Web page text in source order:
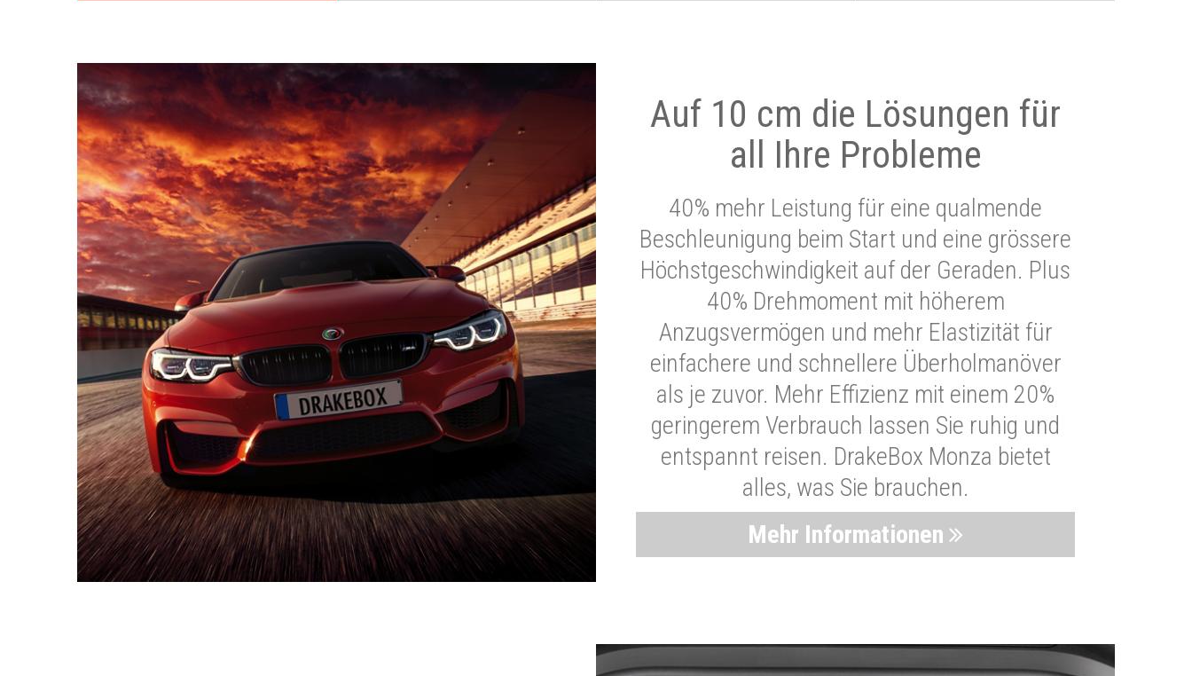
Auf 10 cm die Lösungen für
all Ihre Probleme
40% mehr Leistung für eine qualmende
Beschleunigung beim Start und eine grössere
Höchstgeschwindigkeit auf der Geraden. Plus
40% Drehmoment mit höherem
Anzugsvermögen und mehr Elastizität für
einfachere und schnellere Überholmanöver
als je zuvor. Mehr Effizienz mit einem 20%
geringerem Verbrauch lassen Sie ruhig und
entspannt reisen. DrakeBox Monza bietet
alles, was Sie brauchen.
Mehr Informationen